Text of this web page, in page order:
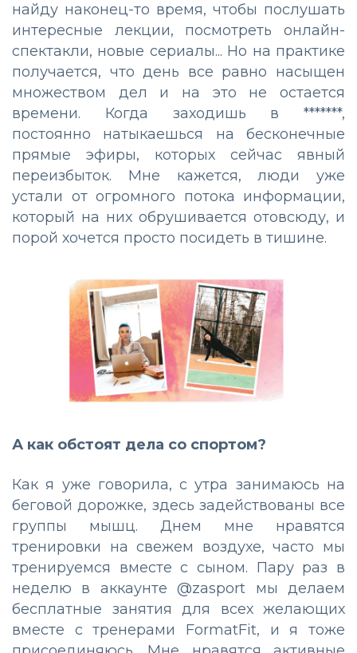
найду наконец-то время, чтобы послушать
интересные лекции, посмотреть онлайн-
спектакли, новые сериалы... Но на практике
получается, что день все равно насыщен
множеством дел и на это не остается
времени. Когда заходишь в *******,
постоянно натыкаешься на бесконечные
прямые эфиры, которых сейчас явный
переизбыток. Мне кажется, люди уже
устали от огромного потока информации,
который на них обрушивается отовсюду, и
порой хочется просто посидеть в тишине.
А как обстоят дела со спортом?
Как я уже говорила, с утра занимаюсь на
беговой дорожке, здесь задействованы все
группы мышц. Днем мне нравятся
тренировки на свежем воздухе, часто мы
тренируемся вместе с сыном. Пару раз в
неделю в аккаунте @zasport мы делаем
бесплатные занятия для всех желающих
вместе с тренерами FormatFit, и я тоже